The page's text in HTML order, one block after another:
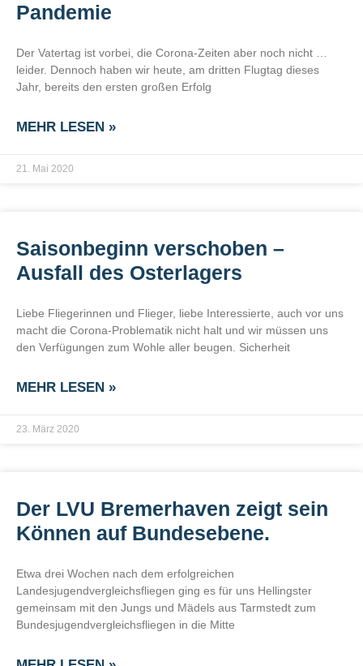
Pandemie
Der Vatertag ist vorbei, die Corona-Zeiten aber noch nicht …
leider. Dennoch haben wir heute, am dritten Flugtag dieses
Jahr, bereits den ersten großen Erfolg
MEHR LESEN »
21. Mai 2020
Saisonbeginn verschoben –
Ausfall des Osterlagers
Liebe Fliegerinnen und Flieger, liebe Interessierte, auch vor uns
macht die Corona-Problematik nicht halt und wir müssen uns
den Verfügungen zum Wohle aller beugen. Sicherheit
MEHR LESEN »
23. März 2020
Der LVU Bremerhaven zeigt sein
Können auf Bundesebene.
Etwa drei Wochen nach dem erfolgreichen
Landesjugendvergleichsfliegen ging es für uns Hellingster
gemeinsam mit den Jungs und Mädels aus Tarmstedt zum
Bundesjugendvergleichsfliegen in die Mitte